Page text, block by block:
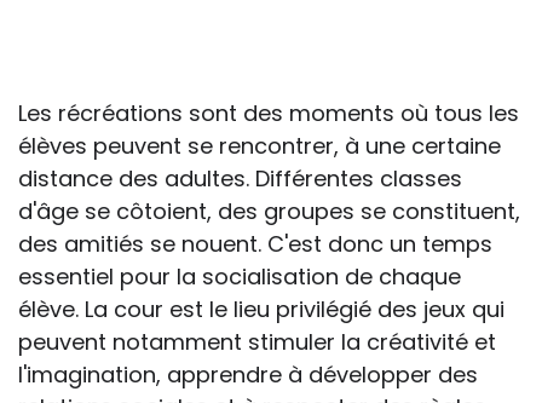
Les récréations sont des moments où tous les
élèves peuvent se rencontrer, à une certaine
distance des adultes. Différentes classes
d'âge se côtoient, des groupes se constituent,
des amitiés se nouent. C'est donc un temps
essentiel pour la socialisation de chaque
élève. La cour est le lieu privilégié des jeux qui
peuvent notamment stimuler la créativité et
l'imagination, apprendre à développer des
les paramètres spécifiques d’une
situation particulière pour prendre leurs
décisions, ce qui ne peut être le cas des
rédacteurs des fiches, qui sont
évidemment dans l’impossibilité de les
apprécier in abstracto.